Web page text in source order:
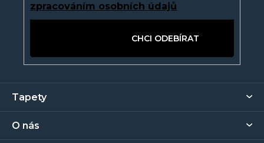
zpracováním osobních údajů
a
Tapety
O nás